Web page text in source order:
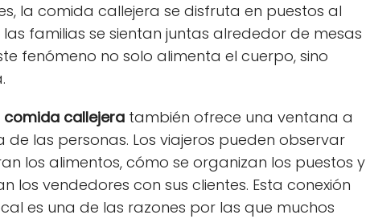
la comida callejera se disfruta en puestos al
familias se sientan juntas alrededor de mesas
fenómeno no solo alimenta el cuerpo, sino
comida callejera también ofrece una ventana a
las personas. Los viajeros pueden observar
los alimentos, cómo se organizan los puestos y
los vendedores con sus clientes. Esta conexión
es una de las razones por las que muchos